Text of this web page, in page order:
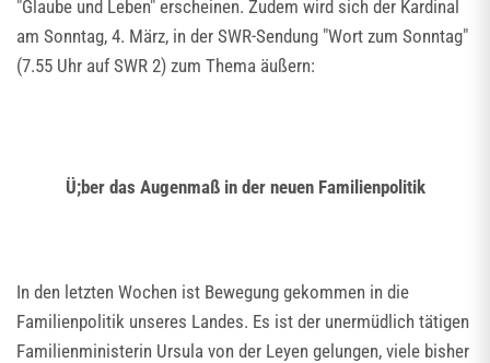
"Glaube und Leben" erscheinen. Zudem wird sich der Kardinal
am Sonntag, 4. März, in der SWR-Sendung "Wort zum Sonntag"
(7.55 Uhr auf SWR 2) zum Thema äußern:
Ü;ber das Augenmaß in der neuen Familienpolitik
In den letzten Wochen ist Bewegung gekommen in die
Familienpolitik unseres Landes. Es ist der unermüdlich tätigen
Familienministerin Ursula von der Leyen gelungen, viele bisher